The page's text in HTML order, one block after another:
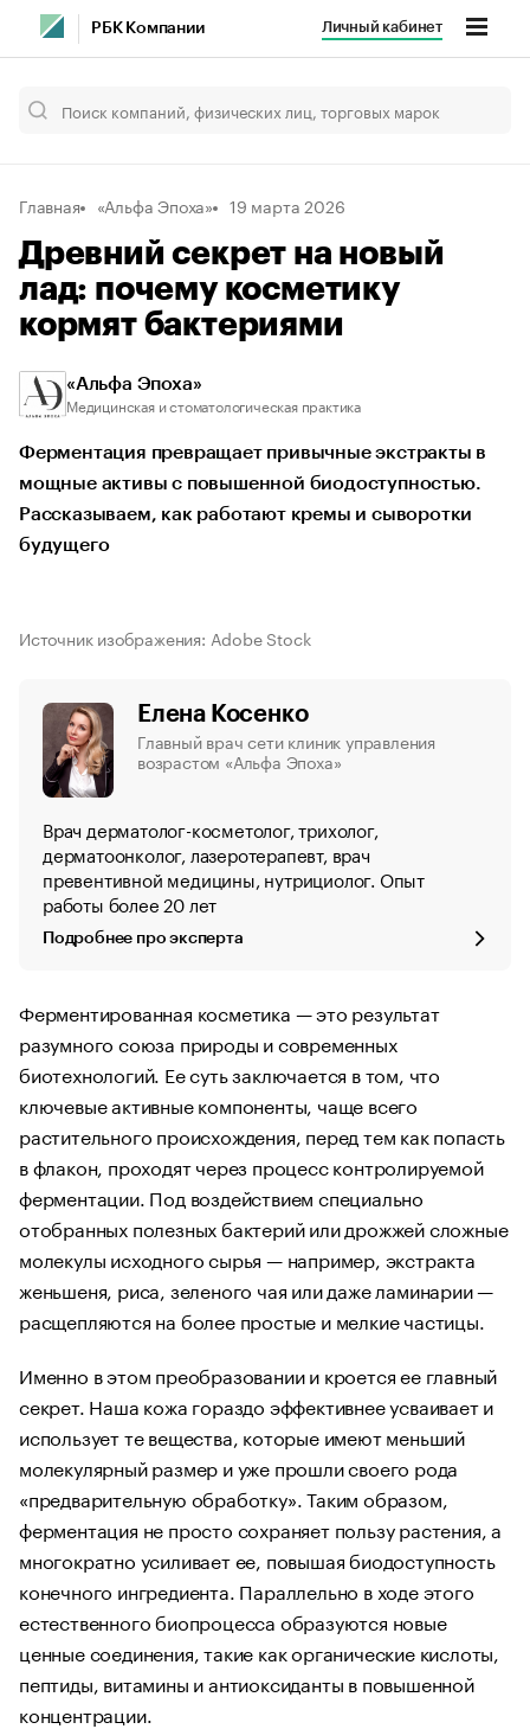
РБК Компании Личный кабинет
Главная «Альфа Эпоха» 19 марта 2026
Древний секрет на новый
лад: почему косметику
кормят бактериями
«Альфа Эпоха»
Медицинская и стоматологическая практика
Ферментация превращает привычные экстракты в
мощные активы с повышенной биодоступностью.
Рассказываем, как работают кремы и сыворотки
будущего
Источник изображения: Adobe Stock
Елена Косенко
Главный врач сети клиник управления
возрастом «Альфа Эпоха»
Врач дерматолог-косметолог, трихолог,
дерматоонколог, лазеротерапевт, врач
превентивной медицины, нутрициолог. Опыт
работы более 20 лет
Подробнее про эксперта
Ферментированная косметика — это результат
разумного союза природы и современных
биотехнологий. Ее суть заключается в том, что
ключевые активные компоненты, чаще всего
растительного происхождения, перед тем как попасть
в флакон, проходят через процесс контролируемой
ферментации. Под воздействием специально
отобранных полезных бактерий или дрожжей сложные
молекулы исходного сырья — например, экстракта
женьшеня, риса, зеленого чая или даже ламинарии —
расщепляются на более простые и мелкие частицы.
Именно в этом преобразовании и кроется ее главный
секрет. Наша кожа гораздо эффективнее усваивает и
использует те вещества, которые имеют меньший
молекулярный размер и уже прошли своего рода
«предварительную обработку». Таким образом,
ферментация не просто сохраняет пользу растения, а
многократно усиливает ее, повышая биодоступность
конечного ингредиента. Параллельно в ходе этого
естественного биопроцесса образуются новые
ценные соединения, такие как органические кислоты,
пептиды, витамины и антиоксиданты в повышенной
концентрации.